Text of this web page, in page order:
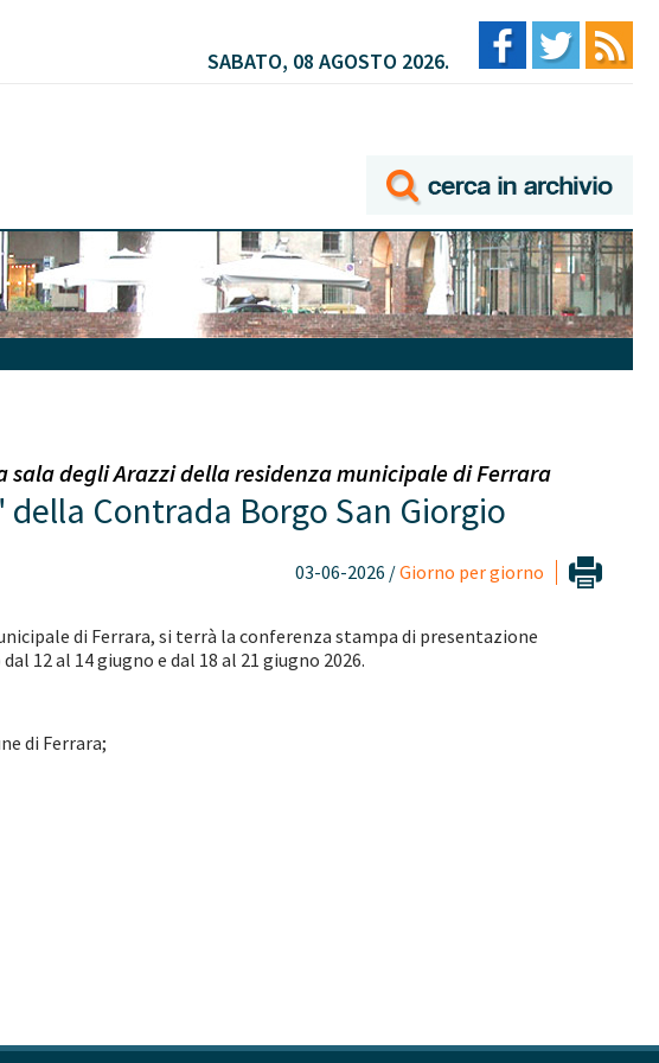
SABATO, 08 AGOSTO 2026.
sala degli Arazzi della residenza municipale di Ferrara
Contrada Borgo San Giorgio
03-06-2026 /Giorno per giorno
di Ferrara, si terrà la conferenza stampa di presentazione
12 al 14 giugno e dal 18 al 21 giugno 2026.
di Ferrara;